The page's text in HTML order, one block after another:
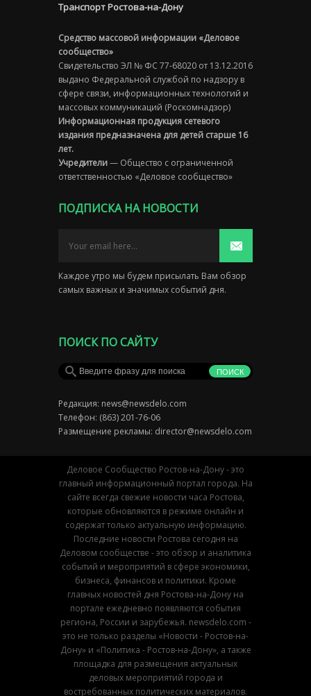
Транспорт Ростова-на-Дону
Средство массовой информации «Деловое
сообщество»
Свидетельство ЭЛ № ФС 77-68020 от 13.12.2016
выдано Федеральной службой по надзору в
сфере связи, информационных технологий и
массовых коммуникаций (Роскомнадзор)
Информационная продукция сетевого
издания предназначена для детей старше 16
лет.
Учредители— Общество с ограниченной
ответственностью «Деловое сообщество»
ПОДПИСКА НА НОВОСТИ
Каждое утро мы будем присылать Вам обзор
самых важных и значимых событий дня.
ПОИСК ПО САЙТУ
Редакция: news@newsdelo.com
Телефон: (863) 201-76-06
Размещение рекламы: director@newsdelo.com
Деловое Сообщество Ростов-на-Дону - это
главный информационный портал города. На
сайте всегда свежие новости часа Ростова,
которые обновляются в режиме онлайн и
содержат только актуальную информацию.
Последние новости Ростова сегодня на
Деловом сообществе - это обзор и аналитика
событий и мероприятий в сфере экономики,
бизнеса, финансов и политики. Кроме
главных новостей дня Ростова-на-Дону на
портале ежедневно появляются события
региона, России и зарубежья. newsdelo.com -
это не только разделы «Новости - Ростов-на-
Дону» и «Политика - Ростов-на-Дону», а также
площадка для размещения актуальных
деловых мероприятий города и
востребованных политических материалов.